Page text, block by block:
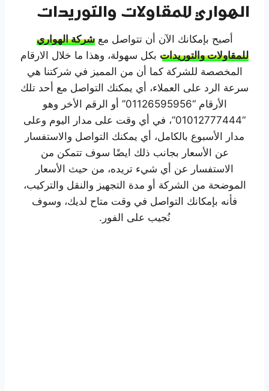
الهواري للمقاولات والتوريدات
أصبح بإمكانك الآن أن تتواصل معشركة الهواري
للمقاولات والتوريدات بكل سهولة، وهذا ما خلال الارقام
المخصصة للشركة كما أن من المميز في شركتنا هي
سرعة الرد على العملاء، أي يمكنك التواصل مع أحد تلك
الأرقام “01126595956” أو الرقم الأخر وهو
“01012777444”، في أي وقت على مدار اليوم وعلى
مدار الأسبوع بالكامل، أي يمكنك التواصل والاستفسار
عن الأسعار بجانب ذلك ايضًا سوف تتمكن من
الاستفسار عن أي شيء تريده، من حيث الأسعار
الموضحة من الشركة أو مدة التجهيز والنقل والتركيب،
فأنه بإمكانك التواصل في وقت متاح لديك، وسوف
نُجيب على الفور.